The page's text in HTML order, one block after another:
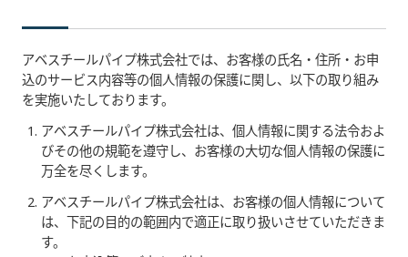
アベスチールパイプ株式会社では、お客様の氏名・住所・お申
込のサービス内容等の個人情報の保護に関し、以下の取り組み
を実施いたしております。
アベスチールパイプ株式会社は、個人情報に関する法令およ
びその他の規範を遵守し、お客様の大切な個人情報の保護に
万全を尽くします。
アベスチールパイプ株式会社は、お客様の個人情報について
は、下記の目的の範囲内で適正に取り扱いさせていただきま
す。